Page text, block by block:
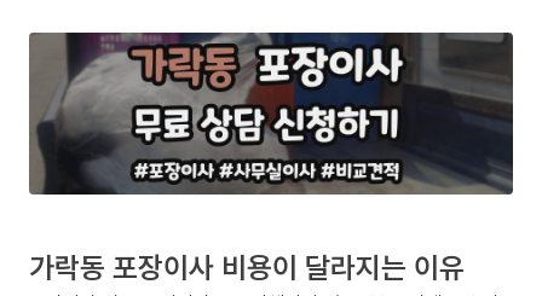
가락동 포장이사 비용이 달라지는 이유